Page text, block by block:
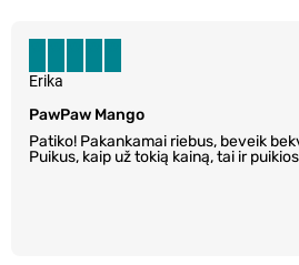
PawPaw Mango
Patiko! Pakankamai riebus, beveik
Puikus, kaip už tokią kainą, tai ir
Erika